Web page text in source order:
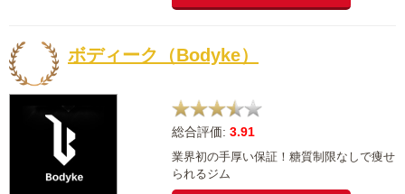
ボディーク（Bodyke）
総合評価: 3.91
業界初の手厚い保証！糖質制限なしで痩せ
られるジム